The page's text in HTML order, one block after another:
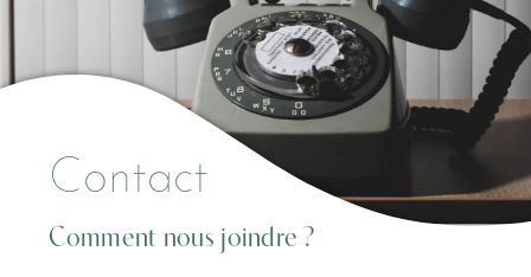
Accueil
Contact
Comment nous joindre ?